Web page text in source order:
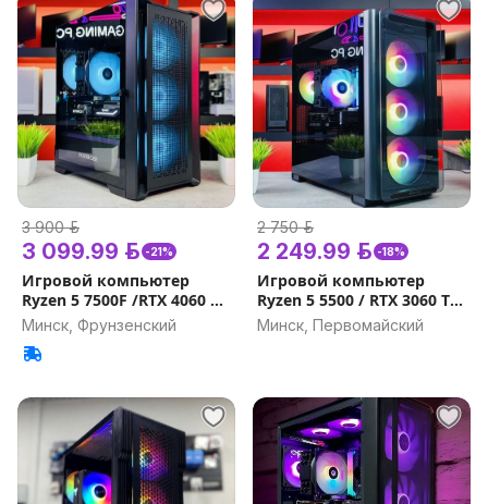
3 900 р.
3 099.99 р. -21%
Игровой компьютер
Ryzen 5 7500F /RTX 4060 Ti
/ DDR5 32GB, 16GB / SSD
1000Gb Гарантия на
игровой ПК
Минск, Фрунзенский
2 750 р.
2 249.99 р. -18%
Игровой компьютер
Ryzen 5 5500 / RTX 3060 TI
8GB / 16GB, 32GB /
Гарантия на игровой ПК
Минск, Первомайский